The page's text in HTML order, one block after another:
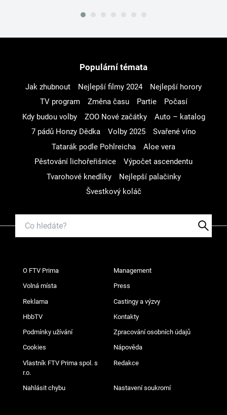
Populární témata
Jak zhubnout Nejlepší filmy 2024
Nejlepší horory
TV program
Změna času Partie
Počasí
Kdy budou volby
ZOO Nové začátky
Auto – katalog
7 pádů Honzy Dědka
Volby 2025
Svařené víno
Tatarák podle Pohlreicha
Aloe vera
Pěstování lichořeřišnice
Výpočet ascendentu
Tvarohové knedlíky
Nejlepší palačinky
Švestkový koláč
O FTV Prima Management
Volná místa Press
Reklama Castingy a výzvy
HbbTV Kontakty
Podmínky užívání Zpracování osobních údajů
Cookies Nápověda
Vlastník FTV Prima spol. s
r.o.
Redakce
Nahlásit chybu Nastavení soukromí